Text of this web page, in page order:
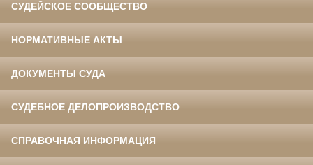
СУДЕЙСКОЕ СООБЩЕСТВО
НОРМАТИВНЫЕ АКТЫ
ДОКУМЕНТЫ СУДА
СУДЕБНОЕ ДЕЛОПРОИЗВОДСТВО
СПРАВОЧНАЯ ИНФОРМАЦИЯ